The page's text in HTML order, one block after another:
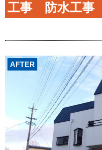
工事 防水工事
AFTER